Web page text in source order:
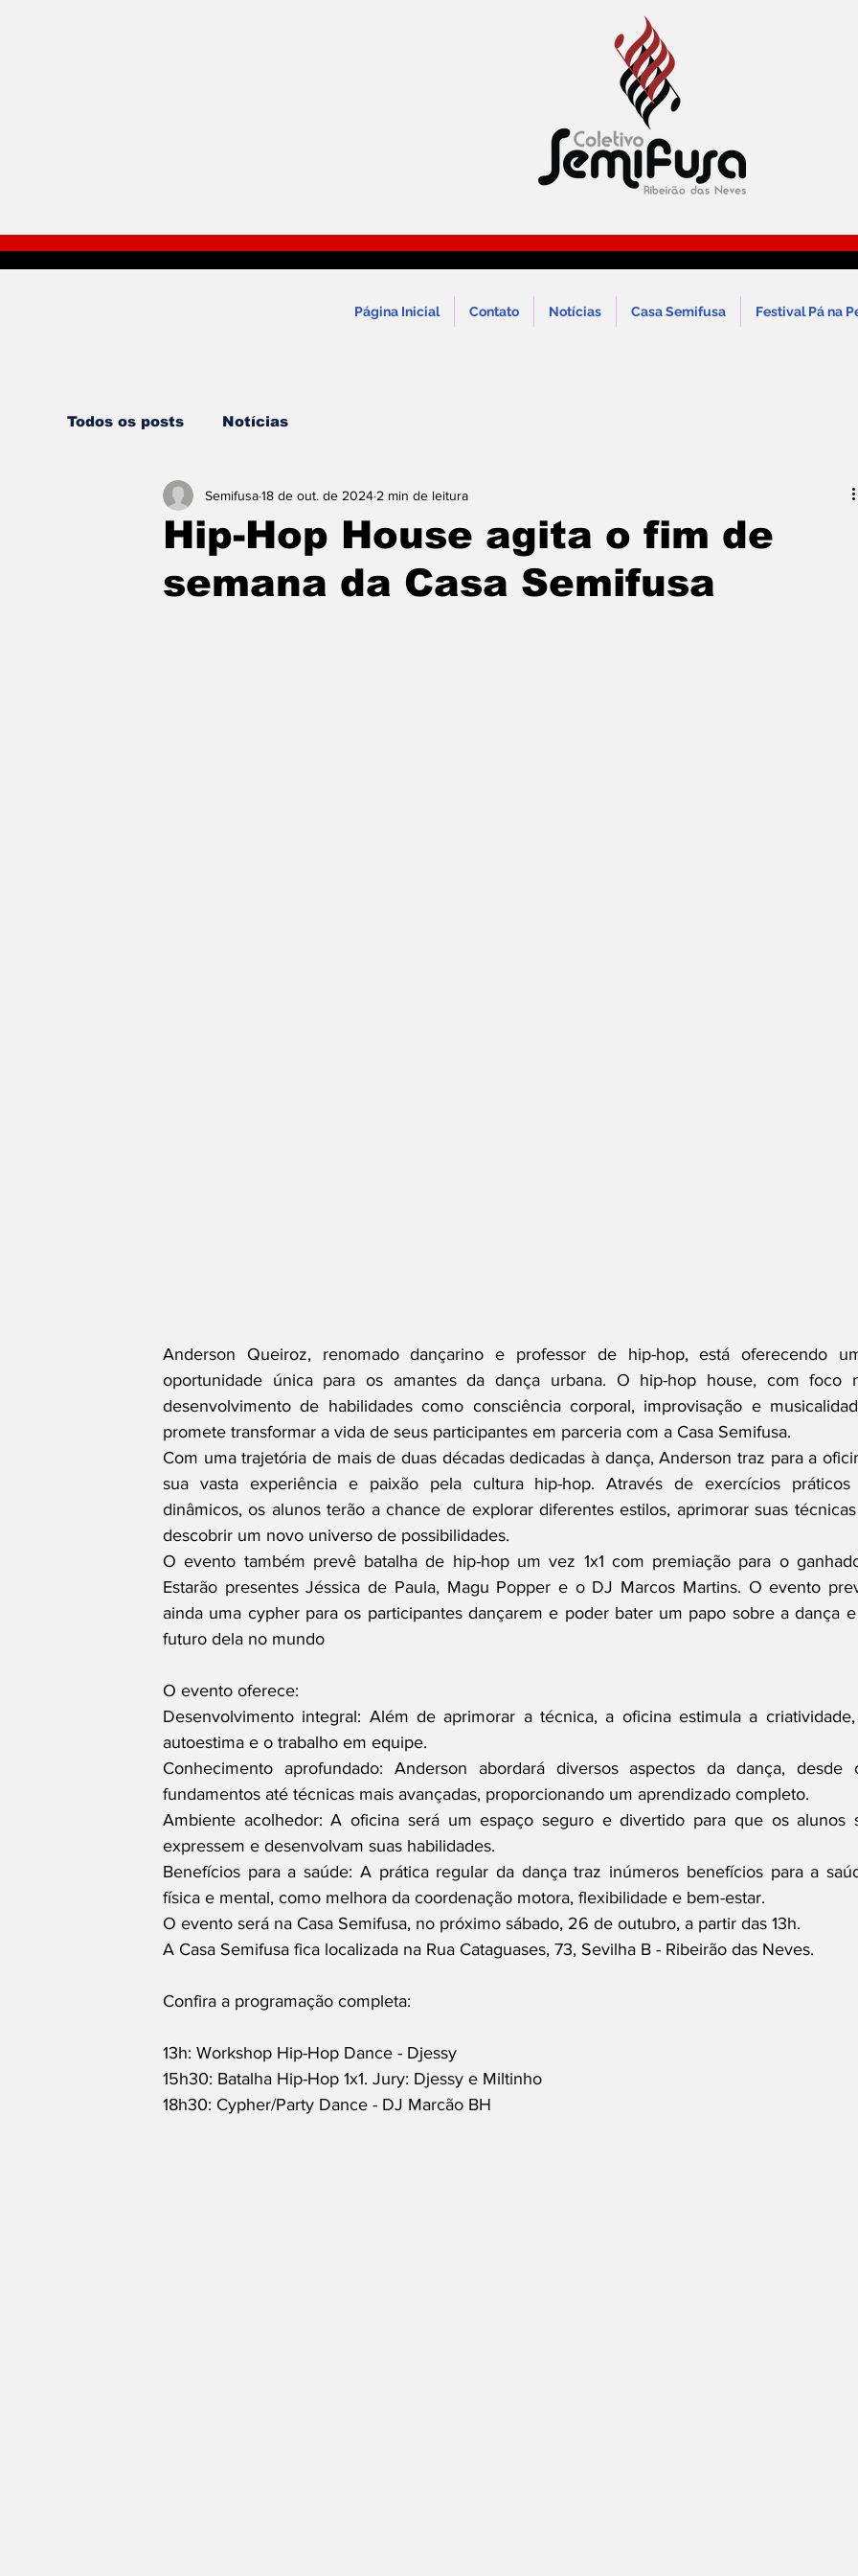
Página Inicial Contato Notícias Casa Semifusa Festival Pá na
Todos os posts Notícias
Hip-Hop House agita o fim de
semana da Casa Semifusa
Semifusa18 de out. de 2024 2 min de leitura
Anderson Queiroz, renomado dançarino e professor de hip-hop, está oferecendo
oportunidade única para os amantes da dança urbana. O hip-hop house, com foco
desenvolvimento de habilidades como consciência corporal, improvisação e
promete transformar a vida de seus participantes em parceria com a Casa Semifusa.
Com uma trajetória de mais de duas décadas dedicadas à dança, Anderson traz para a
sua vasta experiência e paixão pela cultura hip-hop. Através de exercícios
dinâmicos, os alunos terão a chance de explorar diferentes estilos, aprimorar suas
descobrir um novo universo de possibilidades.
O evento também prevê batalha de hip-hop um vez 1x1 com premiação para o
Estarão presentes Jéssica de Paula, Magu Popper e o DJ Marcos Martins. O evento
ainda uma cypher para os participantes dançarem e poder bater um papo sobre a dança
futuro dela no mundo
O evento oferece:
Desenvolvimento integral: Além de aprimorar a técnica, a oficina estimula a
autoestima e o trabalho em equipe.
Conhecimento aprofundado: Anderson abordará diversos aspectos da dança, desde
fundamentos até técnicas mais avançadas, proporcionando um aprendizado completo.
Ambiente acolhedor: A oficina será um espaço seguro e divertido para que os alunos
expressem e desenvolvam suas habilidades.
Benefícios para a saúde: A prática regular da dança traz inúmeros benefícios para a
física e mental, como melhora da coordenação motora, flexibilidade e bem-estar.
O evento será na Casa Semifusa, no próximo sábado, 26 de outubro, a partir das 13h.
A Casa Semifusa fica localizada na Rua Cataguases, 73, Sevilha B - Ribeirão das Neves.
Confira a programação completa:
13h: Workshop Hip-Hop Dance - Djessy
15h30: Batalha Hip-Hop 1x1. Jury: Djessy e Miltinho
18h30: Cypher/Party Dance - DJ Marcão BH